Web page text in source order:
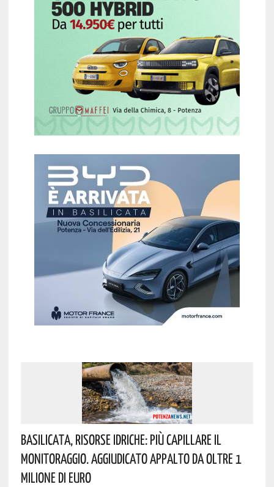
Basilicata, Risorse Idriche: Più Capillare Il
Monitoraggio. Aggiudicato Appalto Da Oltre 1
Milione Di Euro